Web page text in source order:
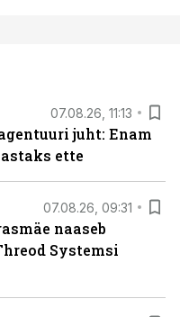
07.08.26, 11:13
juht: Enam
ette
07.08.26, 09:31
naaseb
Systemsi